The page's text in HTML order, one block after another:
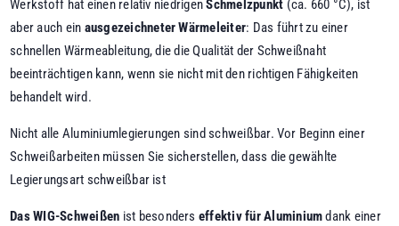
Werkstoff hat einen relativ niedrigenSchmelzpunkt (ca. 660 °C), ist
aber auch ein ausgezeichneter Wärmeleiter: Das führt zu einer
schnellen Wärmeableitung, die die Qualität der Schweißnaht
beeinträchtigen kann, wenn sie nicht mit den richtigen Fähigkeiten
behandelt wird.
Nicht alle Aluminiumlegierungen sind schweißbar. Vor Beginn einer
Schweißarbeiten müssen Sie sicherstellen, dass die gewählte
Legierungsart schweißbar ist
Das WIG-Schweißen ist besonders effektiv für Aluminiumdank einer